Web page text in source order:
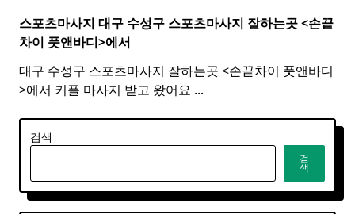
스포츠마사지 대구 수성구 스포츠마사지 잘하는곳 <손끝
차이 풋앤바디>에서
대구 수성구 스포츠마사지 잘하는곳 <손끝차이 풋앤바디
>에서 커플 마사지 받고 왔어요 ...
검색
검
색